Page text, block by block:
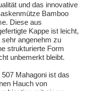
und das innovative
Bamboo
Diese aus
Kappe ist leicht,
angenehm zu
strukturierte Form
unbemerkt bleibt.
Mahagoni ist das
Hauch von